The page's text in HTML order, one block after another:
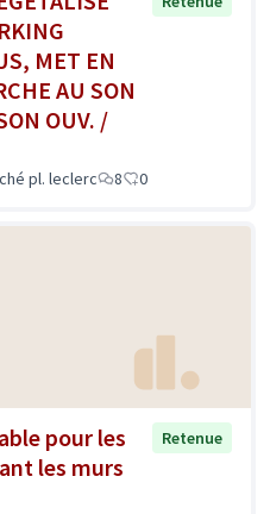
MET EN
AU SON
OUV. /
pl. leclerc 8 0
pour les
les murs
Retenue